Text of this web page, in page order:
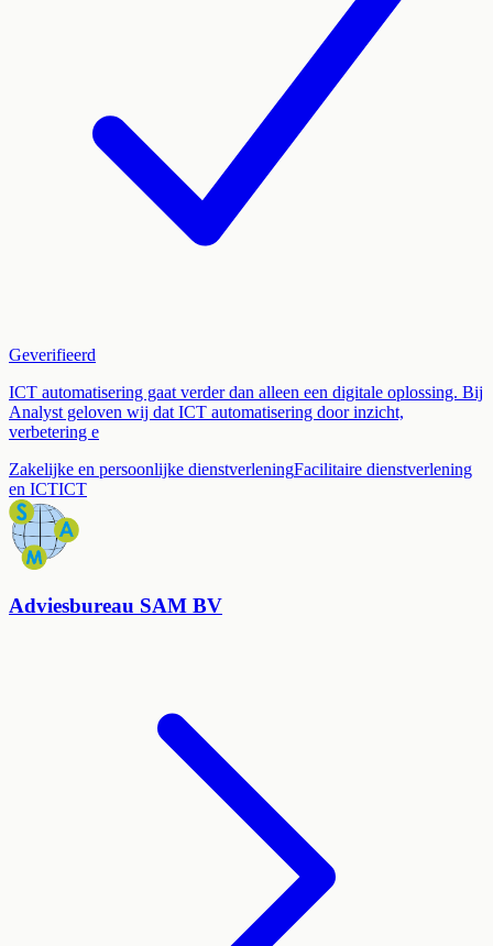
Geverifieerd
ICT automatisering gaat verder dan alleen een digitale oplossing. Bij
Analyst geloven wij dat ICT automatisering door inzicht,
verbetering e
Zakelijke en persoonlijke dienstverleningFacilitaire dienstverlening
en ICTICT
Adviesbureau SAM BV